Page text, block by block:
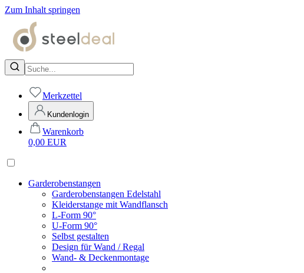
Zum Inhalt springen
Merkzettel
Kundenlogin
Warenkorb
0,00 EUR
Garderobenstangen
Garderobenstangen Edelstahl
Kleiderstange mit Wandflansch
L-Form 90°
U-Form 90°
Selbst gestalten
Design für Wand / Regal
Wand- & Deckenmontage